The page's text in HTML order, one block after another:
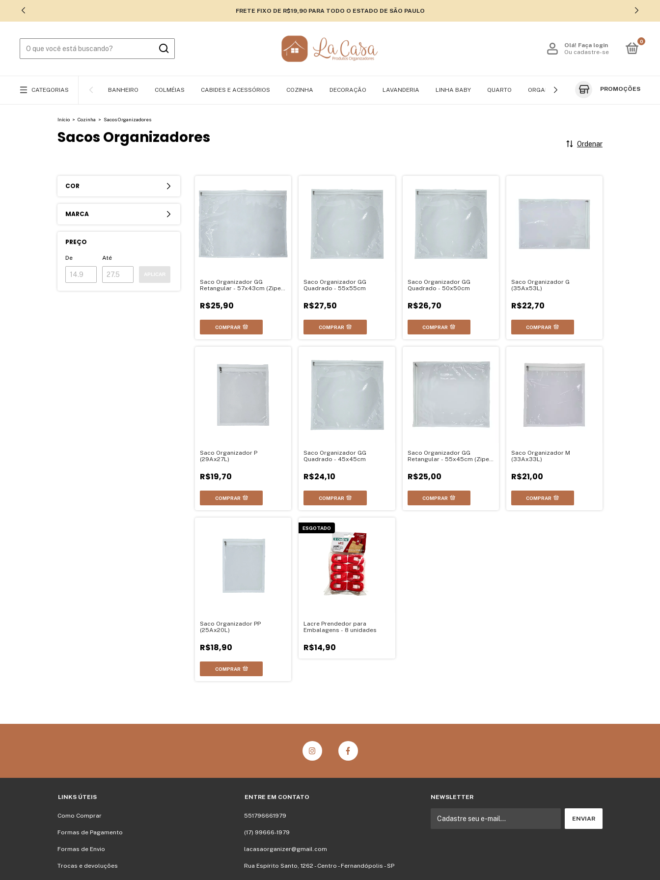
FRETE FIXO DE R$19,90 PARA TODO O ESTADO DE SÃO PAULO
Olá! Faça login
Ou cadastre-se
0
CATEGORIAS BANHEIRO COLMÉIAS CABIDES E ACESSÓRIOS COZINHA DECORAÇÃO LAVANDERIA LINHA BABY QUARTO ORGANIZADORES DE VIAGEM ROUPEIRO
PROMOÇÕES
Início > Cozinha > Sacos Organizadores
Sacos Organizadores Ordenar
COR
MARCA
PREÇO
De Até
APLICAR
Saco Organizador GG
Retangular - 57x43cm (Ziper
R$25,90
COMPRAR
Saco Organizador GG
Quadrado - 55x55cm
R$27,50
COMPRAR
Saco Organizador GG
Quadrado - 50x50cm
R$26,70
COMPRAR
Saco Organizador G
(35Ax53L)
R$22,70
COMPRAR
Saco Organizador P
(29Ax27L)
R$19,70
COMPRAR
Saco Organizador GG
Quadrado - 45x45cm
R$24,10
COMPRAR
Saco Organizador GG
Retangular - 55x45cm (Ziper
R$25,00
COMPRAR
Saco Organizador M
(33Ax33L)
R$21,00
COMPRAR
Saco Organizador PP
(25Ax20L)
R$18,90
COMPRAR
ESGOTADO
Lacre Prendedor para
Embalagens - 8 unidades
R$14,90
LINKS ÚTEIS
Como Comprar
Formas de Pagamento
Formas de Envio
Trocas e devoluções
ENTRE EM CONTATO
551796661979
(17) 99666-1979
lacasaorganizer@gmail.com
Rua Espírito Santo, 1262 - Centro - Fernandópolis - SP
NEWSLETTER